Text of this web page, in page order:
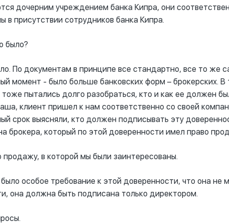
дочерним учреждением банка Кипра, они
в присутствии сотрудников банка Кипра.
было?
По документам в принципе все стандартно, все то же
момент - было больше банковских форм – брокерских. В
пытались долго разобраться, кто и как ее должен
клиент пришел к нам соответственно со своей
срок выясняли, кто должен подписывать эту
брокера, который по этой доверенности имел право
в которой мы были заинтересованы.
особое требование к этой доверенности, что она не
она должна быть подписана только директором.